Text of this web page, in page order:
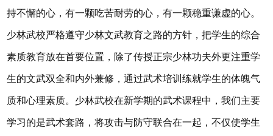
持不懈的心，有一颗吃苦耐劳的心，有一颗稳重谦虚的心。
少林武校严格遵守少林文武教育之路的方针，把学生的综合
素质教育放在首要位置，除了传授正宗少林功夫外更注重学
生的文武双全和内外兼修，通过武术培训练就学生的体魄气
质和心理素质。少林武校在新学期的武术课程中，我们主要
学习的是武术套路，将攻击与防守联合在一起，不仅使学生